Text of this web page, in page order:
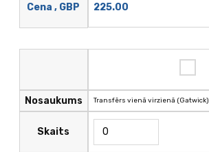
Cena , GBP 225.00
Nosaukums
Skaits
Transfērs vienā virzienā (Gatwick)